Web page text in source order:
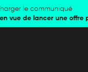
le communiqué
vue de lancer une offre